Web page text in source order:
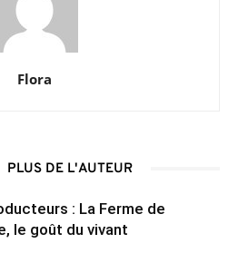
Flora
PLUS DE L'AUTEUR
: La Ferme de
le goût du vivant